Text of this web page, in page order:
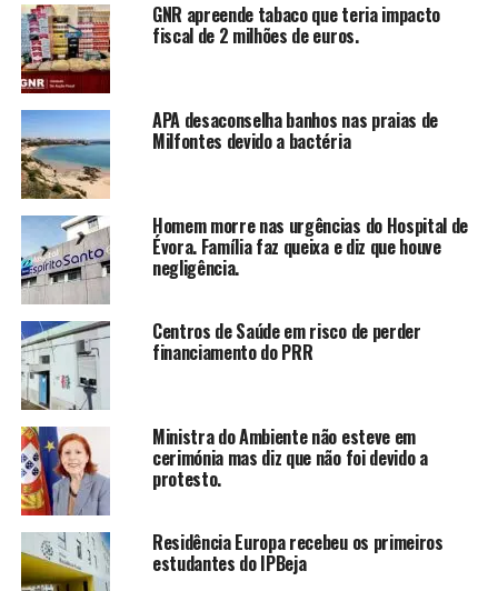
GNR apreende tabaco que teria impacto
fiscal de 2 milhões de euros.
APA desaconselha banhos nas praias de
Milfontes devido a bactéria
Homem morre nas urgências do Hospital de
Évora. Família faz queixa e diz que houve
negligência.
Centros de Saúde em risco de perder
financiamento do PRR
Ministra do Ambiente não esteve em
cerimónia mas diz que não foi devido a
protesto.
Residência Europa recebeu os primeiros
estudantes do IPBeja